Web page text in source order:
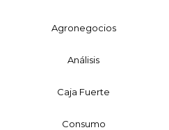
Agronegocios
Análisis
Caja Fuerte
Consumo